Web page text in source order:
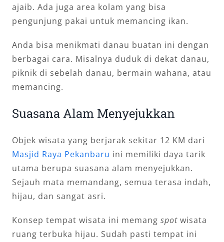
ajaib. Ada juga area kolam yang bisa
pengunjung pakai untuk memancing ikan.
Anda bisa menikmati danau buatan ini dengan
berbagai cara. Misalnya duduk di dekat danau,
piknik di sebelah danau, bermain wahana, atau
memancing.
Suasana Alam Menyejukkan
Objek wisata yang berjarak sekitar 12 KM dari
Masjid Raya Pekanbaru ini memiliki daya tarik
utama berupa suasana alam menyejukkan.
Sejauh mata memandang, semua terasa indah,
hijau, dan sangat asri.
Konsep tempat wisata ini memang spot wisata
ruang terbuka hijau. Sudah pasti tempat ini